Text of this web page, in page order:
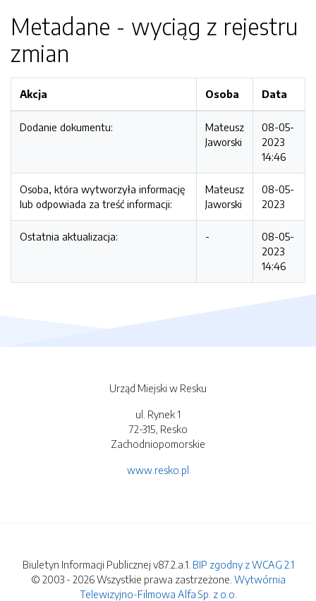
Metadane - wyciąg z rejestru
zmian
Akcja Osoba Data
Dodanie dokumentu:
Mateusz
Jaworski
08-05-
2023
14:46
Osoba, która wytworzyła informację
lub odpowiada za treść informacji:
Mateusz
Jaworski
08-05-
2023
Ostatnia aktualizacja: -
08-05-
2023
14:46
Urząd Miejski w Resku
ul. Rynek 1
72-315, Resko
Zachodniopomorskie
www.resko.pl
Biuletyn Informacji Publicznej v87.2.a.1. BIP zgodny z WCAG 2.1
© 2003 - 2026 Wszystkie prawa zastrzeżone. Wytwórnia
Telewizyjno-Filmowa Alfa Sp. z o.o.